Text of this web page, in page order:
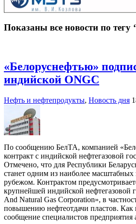
Показаны все новости по тегу
«Белоруснефтью»
индийской ONGC
Нефть и нефтепродукты, Новость дня
По сообщению БелТА, компанией
контракт с индийской нефтегазовой
Отмечено, что для Республики
станет одним из наиболее масштабных
рубежом. Контрактом
крупнейшей индийской нефтегазовой
And Natural Gas Corporation», в
повышению нефтеотдачи пластов. Как
сообщение специалистов